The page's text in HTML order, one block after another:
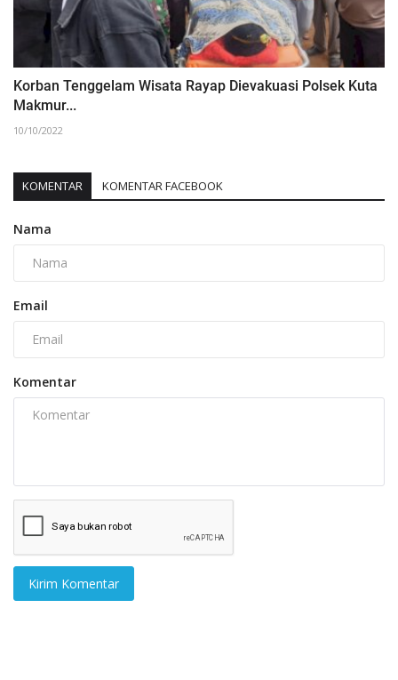
Korban Tenggelam Wisata Rayap Dievakuasi Polsek Kuta
Makmur...
10/10/2022
KOMENTAR KOMENTAR FACEBOOK
Nama
Email
Komentar
Kirim Komentar